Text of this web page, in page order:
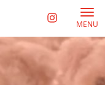
MENU